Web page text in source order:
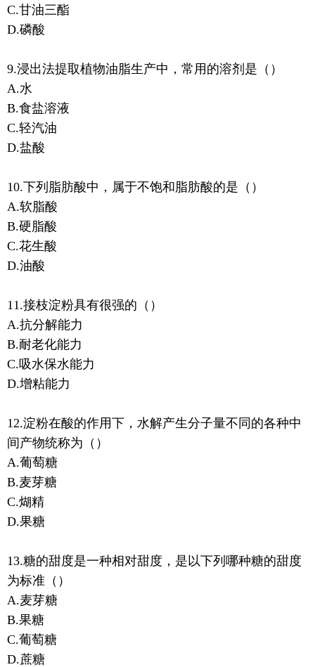
C.甘油三酯
D.磷酸
9.浸出法提取植物油脂生产中，常用的溶剂是（）
A.水
B.食盐溶液
C.轻汽油
D.盐酸
10.下列脂肪酸中，属于不饱和脂肪酸的是（）
A.软脂酸
B.硬脂酸
C.花生酸
D.油酸
11.接枝淀粉具有很强的（）
A.抗分解能力
B.耐老化能力
C.吸水保水能力
D.增粘能力
12.淀粉在酸的作用下，水解产生分子量不同的各种中
间产物统称为（）
A.葡萄糖
B.麦芽糖
C.煳精
D.果糖
13.糖的甜度是一种相对甜度，是以下列哪种糖的甜度
为标准（）
A.麦芽糖
B.果糖
C.葡萄糖
D.蔗糖